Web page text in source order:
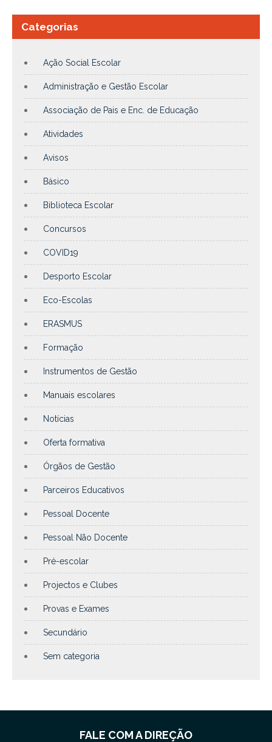
Categorias
Ação Social Escolar
Administração e Gestão Escolar
Associação de Pais e Enc. de Educação
Atividades
Avisos
Básico
Biblioteca Escolar
Concursos
COVID19
Desporto Escolar
Eco-Escolas
ERASMUS
Formação
Instrumentos de Gestão
Manuais escolares
Notícias
Oferta formativa
Órgãos de Gestão
Parceiros Educativos
Pessoal Docente
Pessoal Não Docente
Pré-escolar
Projectos e Clubes
Provas e Exames
Secundário
Sem categoria
FALE COM A DIREÇÃO